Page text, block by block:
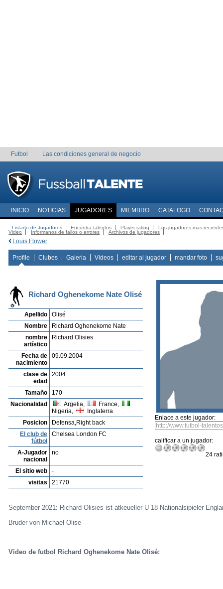
Futbol Las condiciones general de negocio
INICIO NOTICIAS JUGADORES MIEMBRO CATALOGO
Listado de Jugadores Encontra talentos Player rating
Los jugadores mas
Video
Informanos de fallos o errores Archivos de jugadores
Louis Flower
Profile Clubes Galeria Videos editar al jugador mandar foto
Richard Oghenekome Nate Olisé
Apellido
Olisé
Nombre
Richard Oghenekome Nate
nombre
artístico
Richard Olisies
Fecha de
nacimiento
09.09.2004
clase de
edad
2004
Tamaño
170
Nacionalidad
Argelia,
France,
Nigeria,
Inglaterra
Posicion
Defensa,Right back
El club de
fútbol
Chelsea London FC
A-Jugador
nacional
no
El sitio web
-
visitas
21770
Enlace a este jugador:
calificar a un jugador:
24
September 2021: Richard Olisies ist atkeueller U 18 Nationalsipieler
Bruder von Michael Olise
Video de futbol Richard Oghenekome Nate Olisé: